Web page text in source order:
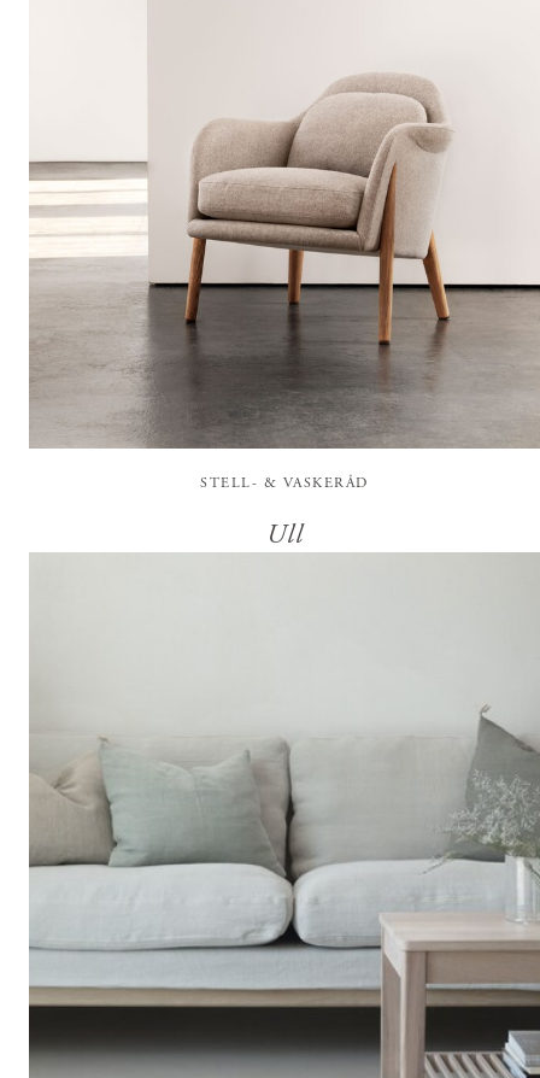
STELL- & VASKERÅD
Ull